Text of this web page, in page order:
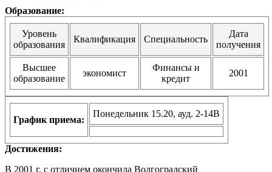
Образование:
Уровень
образования
Квалификация Специальность
Дата
получения
Высшее
образование
экономист
Финансы и
кредит
2001
График приема:
Понедельник 15.20, ауд. 2-14В
Достижения:
В 2001 г. с отличием окончила Волгоградский